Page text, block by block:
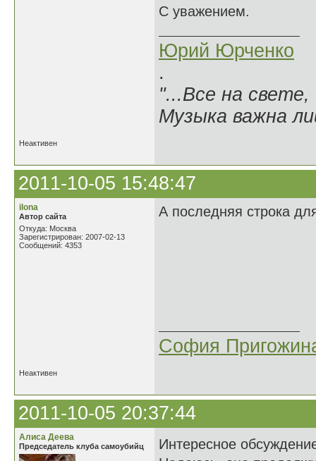
С уважением.
Юрий Юрченко
.
"...Все на свете,
Музыка важна
Неактивен
2011-10-05 15:48:47
ilona
Автор сайта
Откуда: Москва
Зарегистрирован: 2007-02-13
Сообщений: 4353
А последняя строка
София
Неактивен
2011-10-05 20:37:44
Алиса Деева
Председатель клуба самоубийц
Интересное